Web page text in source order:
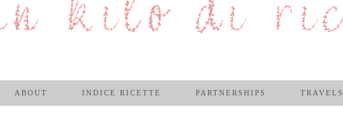
ABOUT INDICE RICETTE PARTNERSHIPS TRAVELS